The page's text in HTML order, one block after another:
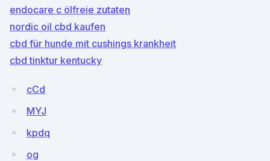
endocare c ölfreie zutaten
nordic oil cbd kaufen
cbd für hunde mit cushings krankheit
cbd tinktur kentucky
cCd
MYJ
kpdq
og